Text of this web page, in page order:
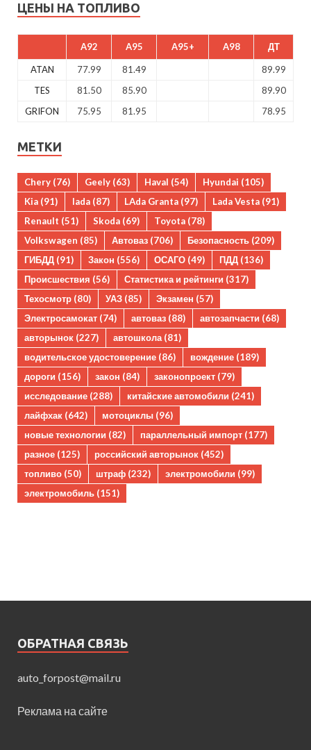
ЦЕНЫ НА ТОПЛИВО
A92 A95 A95+ A98 ДТ
ATAN 77.99 81.49
89.99
TES
81.50 85.90
89.90
GRIFON
75.95 81.95 78.95
МЕТКИ
Chery (76) Geely (63) Haval (54) Hyundai (105)
Kia (91) lada (87) LAda Granta (97) Lada Vesta (91)
Renault (51) Skoda (69) Toyota (78)
Volkswagen (85) Автоваз (706) Безопасность (209)
ГИБДД (91) Закон (556) ОСАГО (49) ПДД (136)
Происшествия (56) Статистика и рейтинги (317)
Техосмотр (80) УАЗ (85) Экзамен (57)
Электросамокат (74) автоваз (88) автозапчасти (68)
авторынок (227) автошкола(81)
водительское удостоверение (86) вождение (189)
дороги (156) закон (84) законопроект (79)
исследование (288) китайские автомобили (241)
лайфхак (642) мотоциклы (96)
новые технологии (82) параллельный импорт (177)
разное (125) российский авторынок (452)
топливо (50) штраф (232) электромобили (99)
электромобиль (151)
ОБРАТНАЯ СВЯЗЬ
auto_forpost@mail.ru
Реклама на сайте